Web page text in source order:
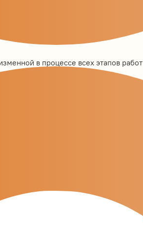
в процессе всех этапов работ